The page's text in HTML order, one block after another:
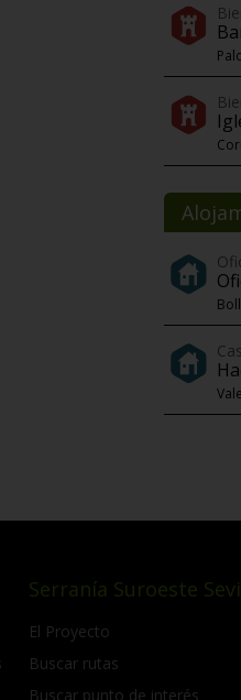
Serranía Suroeste
El Proyecto
Buscar rutas
Buscar punto de interés